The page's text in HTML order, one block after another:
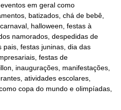
em geral como
batizados, chá de bebê,
halloween, festas à
namorados, despedidas de
pais, festas juninas, dia das
festas de
inaugurações, manifestações,
atividades escolares,
copa do mundo e olimpíadas,